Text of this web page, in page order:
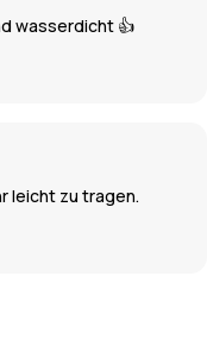
wasserdicht 👍
leicht zu tragen.